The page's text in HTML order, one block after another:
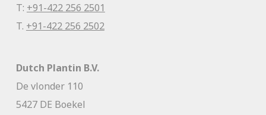
T: +91-422 256 2501
T. +91-422 256 2502
Dutch Plantin B.V.
De vlonder 110
5427 DE Boekel